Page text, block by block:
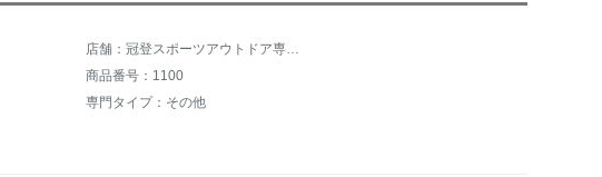
店舗：冠登スポーツアウトドア専門店
商品番号：1100
専門タイプ：その他